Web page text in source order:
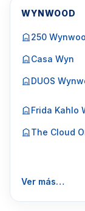
WYNWOOD
250
Casa Wyn
DUOS
Frida Kahlo
The Cloud
Ver más…